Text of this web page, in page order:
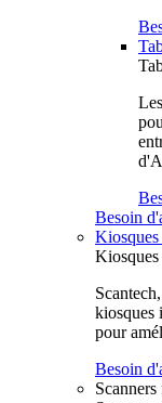
Besoin
kiosques
pour
Besoin